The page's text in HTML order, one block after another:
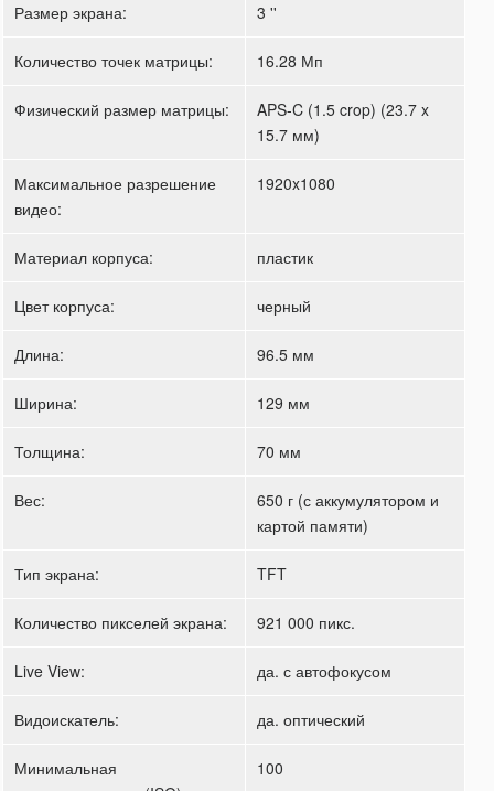
Размер экрана: 3 ''
Количество точек матрицы: 16.28 Мп
Физический размер матрицы:
APS-C (1.5 crop) (23.7 x
15.7 мм)
Максимальное разрешение
видео:
1920x1080
Материал корпуса: пластик
Цвет корпуса: черный
Длина: 96.5 мм
Ширина: 129 мм
Толщина: 70 мм
Вес:
650 г (с аккумулятором и
картой памяти)
Тип экрана: TFT
Количество пикселей экрана: 921 000 пикс.
Live View: да. с автофокусом
Видоискатель: да. оптический
Минимальная
100